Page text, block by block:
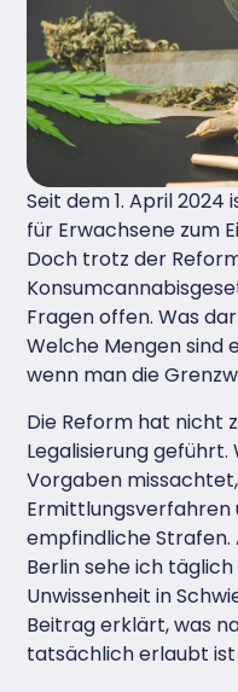
Seit dem 1. April
für Erwachsene zum
Doch trotz der
Fragen offen. Was
Welche Mengen sind
wenn man die
Die Reform hat nicht
Legalisierung
Vorgaben
Ermittlungsverfahren
empfindliche
Berlin sehe ich
Unwissenheit in
Beitrag erklärt, was
tatsächlich erlaubt ist